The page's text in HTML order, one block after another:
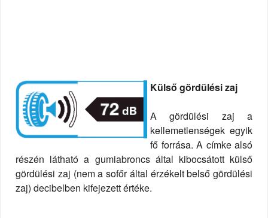
Külső gördülési zaj
A gördülési zaj a
kellemetlenségek egyik
fő forrása. A címke alsó
részén látható a gumiabroncs által kibocsátott külső
gördülési zaj (nem a sofőr által érzékelt belső gördülési
zaj) decibelben kifejezett értéke.